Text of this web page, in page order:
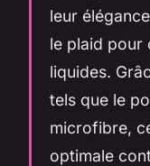
leur
le plaid pour
liquides.
tels que le
microfibre,
optimale